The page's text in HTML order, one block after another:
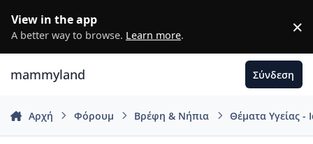
View in the app
A better way to browse. Learn more. ×
mammyland Σύνδεση
Αρχή Φόρουμ Βρέφη & Νήπια Θέματα Υγείας -